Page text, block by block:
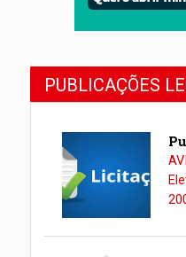
PUBLICAÇÕES